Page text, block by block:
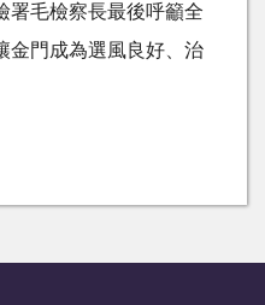
署毛檢察長最後呼籲全
金門成為選風良好、治